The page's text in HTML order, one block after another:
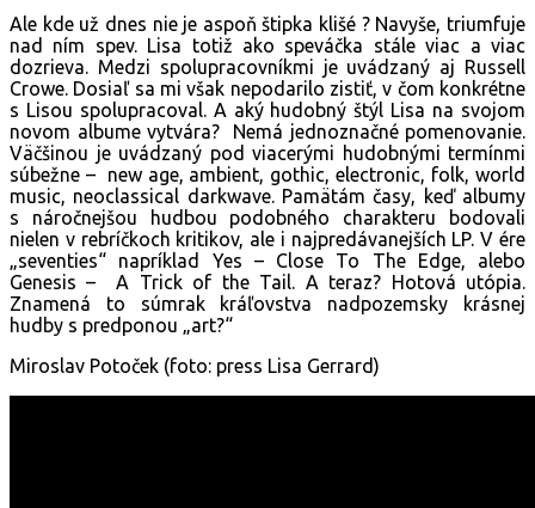
Ale kde už dnes nie je aspoň štipka klišé ? Navyše, triumfuje
nad ním spev. Lisa totiž ako speváčka stále viac a viac
dozrieva. Medzi spolupracovníkmi je uvádzaný aj Russell
Crowe. Dosiaľ sa mi však nepodarilo zistiť, v čom konkrétne
s Lisou spolupracoval. A aký hudobný štýl Lisa na svojom
novom albume vytvára? Nemá jednoznačné pomenovanie.
Väčšinou je uvádzaný pod viacerými hudobnými termínmi
súbežne – new age, ambient, gothic, electronic, folk, world
music, neoclassical darkwave. Pamätám časy, keď albumy
s náročnejšou hudbou podobného charakteru bodovali
nielen v rebríčkoch kritikov, ale i najpredávanejších LP. V ére
„seventies“ napríklad Yes – Close To The Edge, alebo
Genesis – A Trick of the Tail. A teraz? Hotová utópia.
Znamená to súmrak kráľovstva nadpozemsky krásnej
hudby s predponou „art?“
Miroslav Potoček (foto: press Lisa Gerrard)